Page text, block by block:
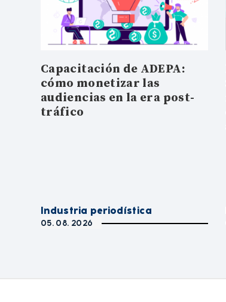
Capacitación de ADEPA:
cómo monetizar las
audiencias en la era post-
tráfico
Industria periodística
05. 08. 2026